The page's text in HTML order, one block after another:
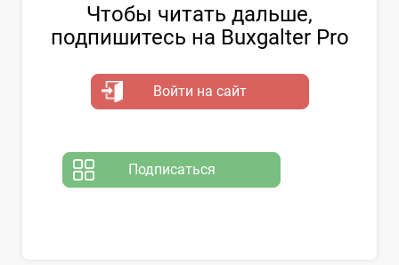
Чтобы читать дальше,
подпишитесь на Buxgalter Pro
Войти на сайт
Подписаться